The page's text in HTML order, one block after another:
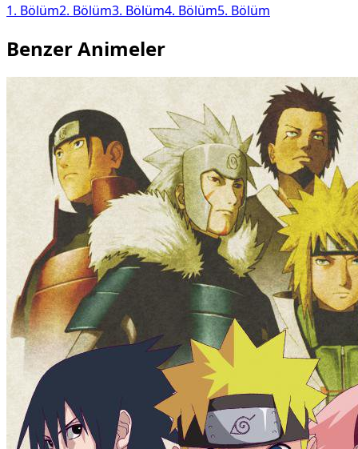
1. Bölüm2. Bölüm3. Bölüm4. Bölüm5. Bölüm
Benzer Animeler